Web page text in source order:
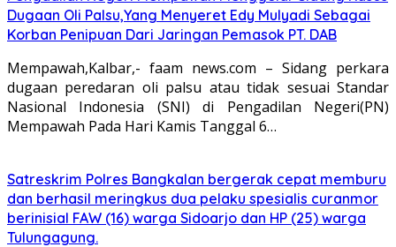
Dugaan Oli Palsu,Yang Menyeret Edy Mulyadi Sebagai
Korban Penipuan Dari Jaringan Pemasok PT. DAB
Mempawah,Kalbar,- faam news.com – Sidang perkara
dugaan peredaran oli palsu atau tidak sesuai Standar
Nasional Indonesia (SNI) di Pengadilan Negeri(PN)
Mempawah Pada Hari Kamis Tanggal 6…
Satreskrim Polres Bangkalan bergerak cepat memburu
dan berhasil meringkus dua pelaku spesialis curanmor
berinisial FAW (16) warga Sidoarjo dan HP (25) warga
Tulungagung.